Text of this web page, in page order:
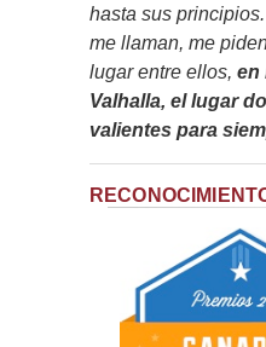
hasta sus
me llaman, me
lugar entre ellos, en
Valhalla, el lugar
valientes para